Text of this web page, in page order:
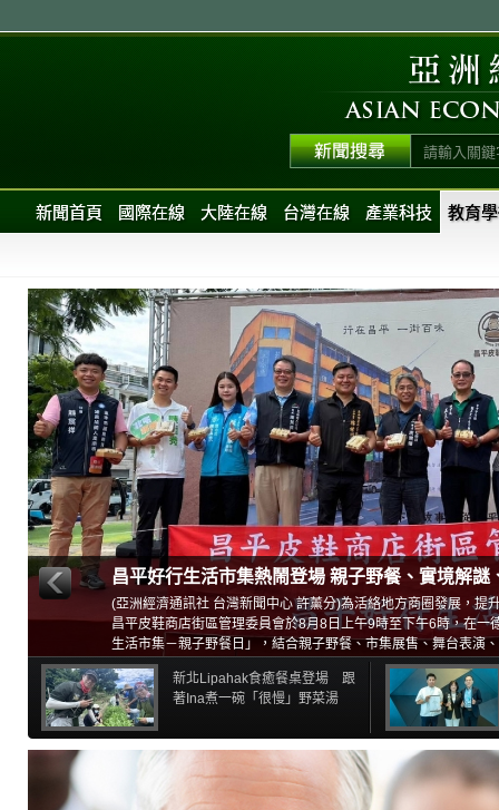
新聞首頁 國際在線 大陸在線 台灣在線 產業科技 教育
昌平好行生活市集熱鬧登場 親子野餐、實境解謎
(亞洲經濟通訊社 台灣新聞中心 許薰分)為活絡地方商圈發展，提
昌平皮鞋商店街區管理委員會於8月8日上午9時至下午6時，在一
生活市集－親子野餐日」，結合親子野餐、市集展售、舞台表演
多元活動，邀請市民朋友一同走進昌平商圈，在父親節前夕共享
新北Lipahak食癒餐桌登場 跟
著Ina煮一碗「很慢」野菜湯